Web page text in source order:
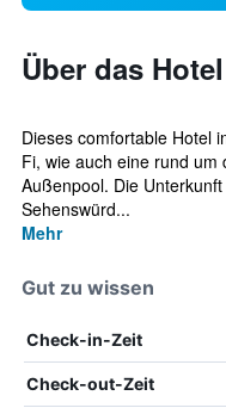
Über das
Dieses comfortable Hotel
Fi, wie auch eine rund um
Außenpool. Die
Sehenswürd...
Mehr
Gut zu wissen
Check-in-Zeit
Check-out-Zeit